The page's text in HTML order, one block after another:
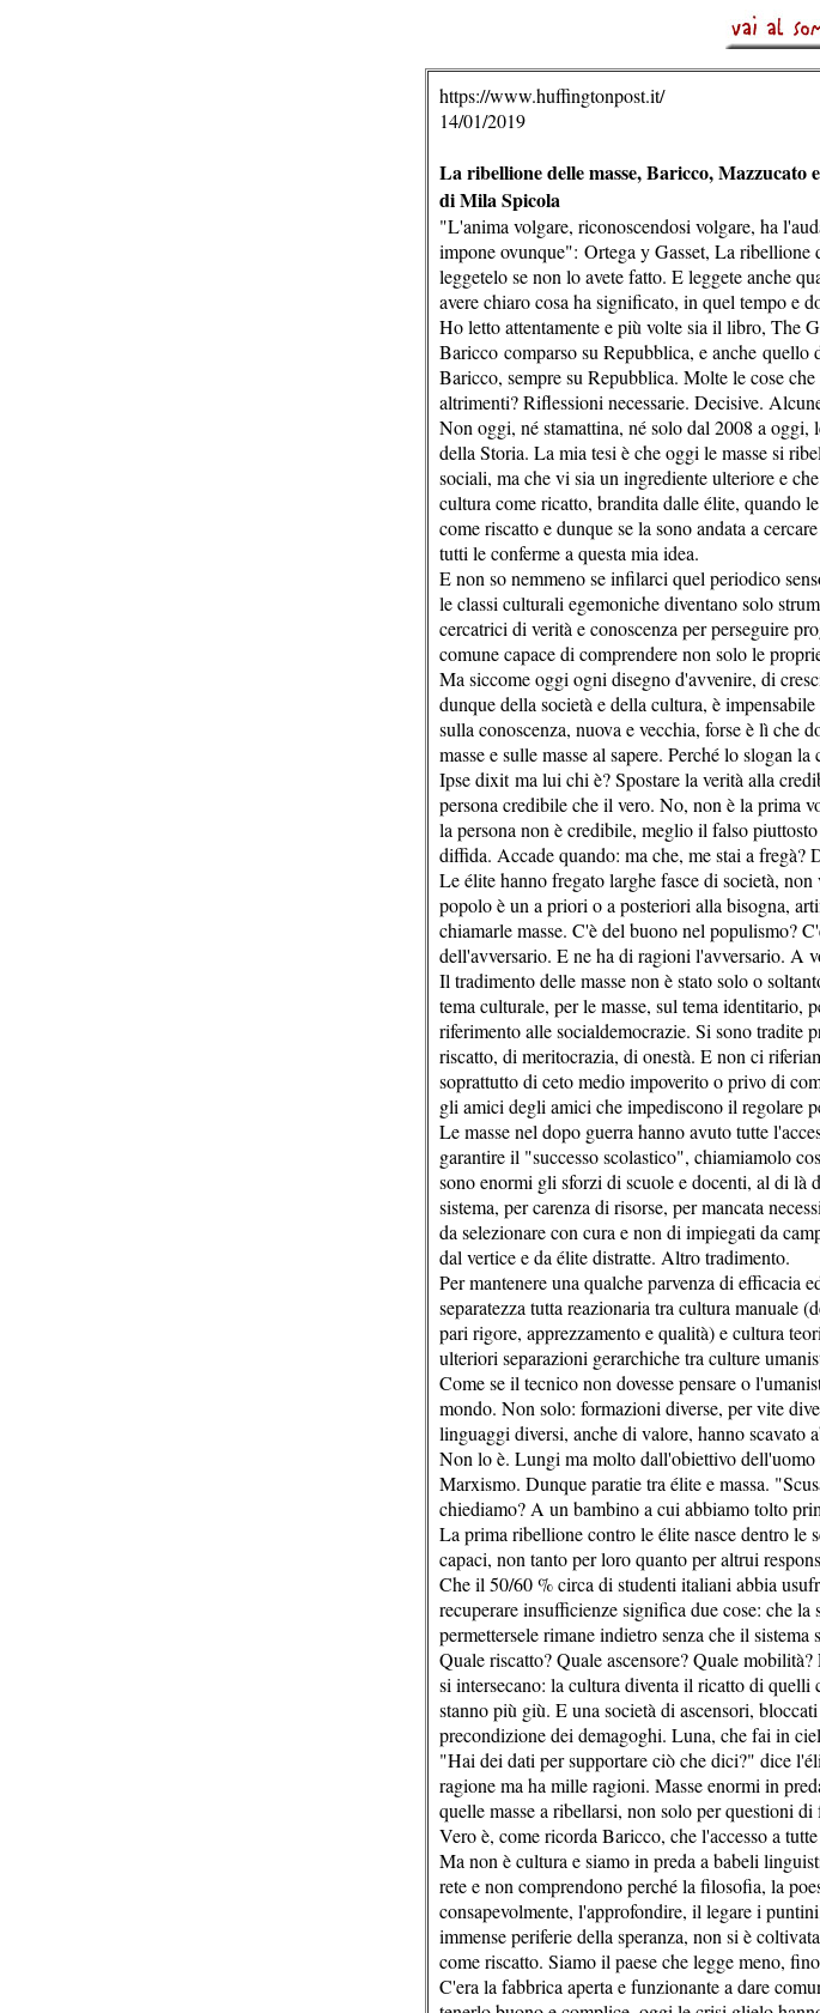
https://www.huffingtonpost.it/
14/01/2019
La ribellione delle masse, Baricco, Mazzucato
di Mila Spicola
"L'anima volgare, riconoscendosi volgare, ha
impone ovunque": Ortega y Gasset, La ribellione
leggetelo se non lo avete fatto. E leggete anche
avere chiaro cosa ha significato, in quel tempo e
Ho letto attentamente e più volte sia il libro, The
Baricco comparso su Repubblica, e anche
Baricco, sempre su Repubblica. Molte le cose
altrimenti? Riflessioni necessarie. Decisive.
Non oggi, né stamattina, né solo dal 2008 a oggi,
della Storia. La mia tesi è che oggi le masse si
sociali, ma che vi sia un ingrediente ulteriore e
cultura come ricatto, brandita dalle élite, quando
come riscatto e dunque se la sono andata a
tutti le conferme a questa mia idea.
E non so nemmeno se infilarci quel periodico
le classi culturali egemoniche diventano solo
cercatrici di verità e conoscenza per perseguire
comune capace di comprendere non solo le
Ma siccome oggi ogni disegno d'avvenire, di
dunque della società e della cultura, è
sulla conoscenza, nuova e vecchia, forse è lì che
masse e sulle masse al sapere. Perché lo slogan
Ipse dixit ma lui chi è? Spostare la verità alla
persona credibile che il vero. No, non è la prima
la persona non è credibile, meglio il falso
diffida. Accade quando: ma che, me stai a fregà?
Le élite hanno fregato larghe fasce di società,
popolo è un a priori o a posteriori alla bisogna,
chiamarle masse. C'è del buono nel populismo?
dell'avversario. E ne ha di ragioni l'avversario. A
Il tradimento delle masse non è stato solo o
tema culturale, per le masse, sul tema identitario,
riferimento alle socialdemocrazie. Si sono tradite
riscatto, di meritocrazia, di onestà. E non ci
soprattutto di ceto medio impoverito o privo di
gli amici degli amici che impediscono il regolare
Le masse nel dopo guerra hanno avuto tutte
garantire il "successo scolastico", chiamiamolo
sono enormi gli sforzi di scuole e docenti, al di là
sistema, per carenza di risorse, per mancata
da selezionare con cura e non di impiegati da
dal vertice e da élite distratte. Altro tradimento.
Per mantenere una qualche parvenza di efficacia
separatezza tutta reazionaria tra cultura manuale
pari rigore, apprezzamento e qualità) e cultura
ulteriori separazioni gerarchiche tra culture
Come se il tecnico non dovesse pensare o
mondo. Non solo: formazioni diverse, per vite
linguaggi diversi, anche di valore, hanno scavato
Non lo è. Lungi ma molto dall'obiettivo
Marxismo. Dunque paratie tra élite e massa.
chiediamo? A un bambino a cui abbiamo tolto
La prima ribellione contro le élite nasce dentro le
capaci, non tanto per loro quanto per altrui
Che il 50/60 % circa di studenti italiani abbia
recuperare insufficienze significa due cose: che
permettersele rimane indietro senza che il
Quale riscatto? Quale ascensore? Quale
si intersecano: la cultura diventa il ricatto di
stanno più giù. E una società di ascensori,
precondizione dei demagoghi. Luna, che fai in
"Hai dei dati per supportare ciò che dici?" dice
ragione ma ha mille ragioni. Masse enormi in
quelle masse a ribellarsi, non solo per questioni di
Vero è, come ricorda Baricco, che l'accesso a
Ma non è cultura e siamo in preda a babeli
rete e non comprendono perché la filosofia, la
consapevolmente, l'approfondire, il legare i
immense periferie della speranza, non si è
come riscatto. Siamo il paese che legge meno,
C'era la fabbrica aperta e funzionante a dare